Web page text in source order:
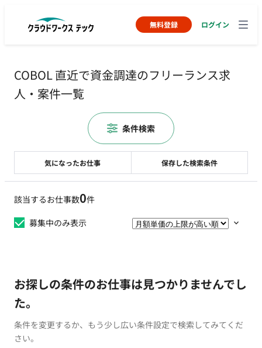
無料登録 ログイン
COBOL 直近で資金調達のフリーランス求
人・案件一覧
該当するお仕事数0件
募集中のみ表示
お探しの条件のお仕事は見つかりませんでし
た。
条件を変更するか、もう少し広い条件設定で検索してみてくだ
さい。
気になったお仕事 保存した検索条件
条件検索